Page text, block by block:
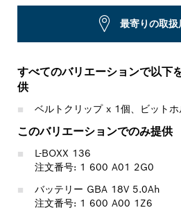
最寄りの取扱
すべてのバリエーションで以下
供
ベルトクリップ x 1個、ビット
このバリエーションでのみ提供
L-BOXX 136
注文番号: 1 600 A01 2G0
バッテリー GBA 18V 5.0Ah
注文番号: 1 600 A00 1Z6